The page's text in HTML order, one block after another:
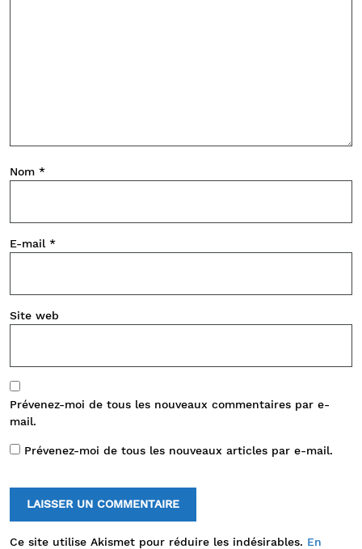
Nom *
E-mail *
Site web
Prévenez-moi de tous les nouveaux commentaires par e-
mail.
Prévenez-moi de tous les nouveaux articles par e-mail.
Ce site utilise Akismet pour réduire les indésirables. En